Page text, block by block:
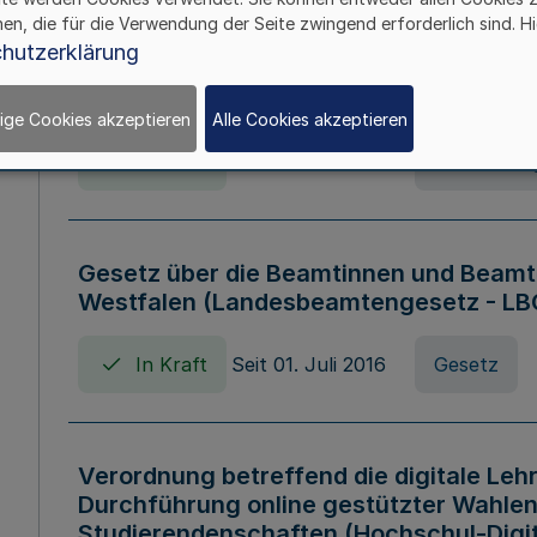
Verordnung über die
Nordrhein-Westfalen
Gesetz über die Beamtinnen und
Westfalen (Landesbeamtengesetz -
In Kraft Seit 01. Juli 2016 Gesetz
Verordnung betreffend die digitale
Durchführung online gestützter
die für die Verwendung der Seite zwingend erforderlich sind.
Cookies akzeptieren Alle Cookies akzeptieren